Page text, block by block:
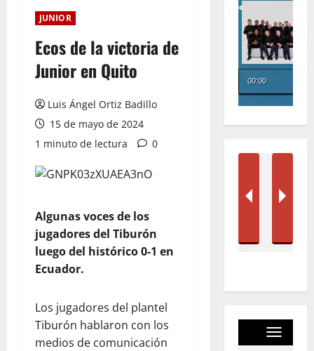
JUNIOR
Ecos de la victoria de
Junior en Quito
Luis Ángel Ortiz Badillo
15 de mayo de 2024
1 minuto de lectura
0
Algunas voces de los
jugadores del Tiburón
luego del histórico 0-1 en
Ecuador.
Los jugadores del plantel
Tiburón hablaron con los
medios de comunicación